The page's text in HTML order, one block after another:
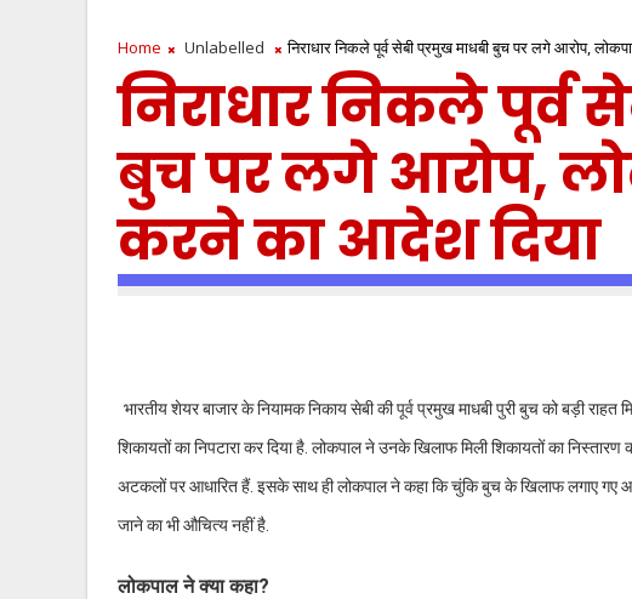
Home Unlabelled निराधार निकले पूर्व सेबी प्रमुख माधबी बुच पर लगे आरोप,
निराधार निकले पूर्व
बुच पर लगे आरोप,
करने का आदेश दिया
भारतीय शेयर बाजार के नियामक निकाय सेबी की पूर्व प्रमुख माधबी पुरी बुच को बड़ी
शिकायतों का निपटारा कर दिया है. लोकपाल ने उनके खिलाफ मिली शिकायतों का
अटकलों पर आधारित हैं. इसके साथ ही लोकपाल ने कहा कि चुंकि बुच के खिलाफ लगाए गए
जाने का भी औचित्य नहीं है.
लोकपाल ने क्या कहा?